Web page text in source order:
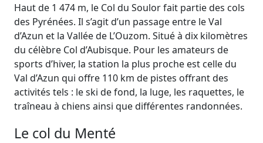
Haut de 1 474 m, le Col du Soulor fait partie des cols
des Pyrénées. Il s’agit d’un passage entre le Val
d’Azun et la Vallée de L’Ouzom. Situé à dix kilomètres
du célèbre Col d’Aubisque. Pour les amateurs de
sports d’hiver, la station la plus proche est celle du
Val d’Azun qui offre 110 km de pistes offrant des
activités tels : le ski de fond, la luge, les raquettes, le
traîneau à chiens ainsi que différentes randonnées.
Le col du Menté